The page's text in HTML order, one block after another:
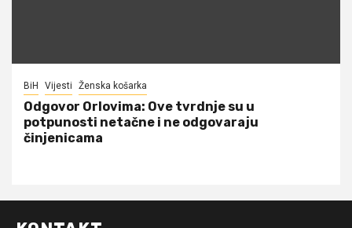
BiH Vijesti Ženska košarka
Odgovor Orlovima: ​Ove tvrdnje su u
potpunosti netačne i ne odgovaraju
činjenicama